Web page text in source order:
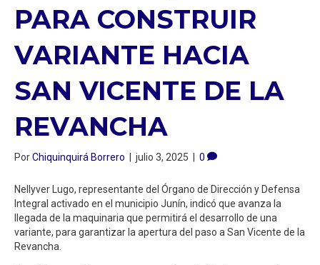
PARA CONSTRUIR
VARIANTE HACIA
SAN VICENTE DE LA
REVANCHA
PorChiquinquirá Borrero | julio 3, 2025 | 0
Nellyver Lugo, representante del Órgano de Dirección y Defensa
Integral activado en el municipio Junín, indicó que avanza la
llegada de la maquinaria que permitirá el desarrollo de una
variante, para garantizar la apertura del paso a San Vicente de la
Revancha.